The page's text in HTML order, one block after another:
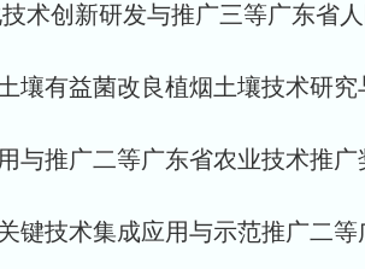
创新研发与推广三等广东省人
壤有益菌改良植烟土壤技术研
推广二等广东省农业技术推广
键技术集成应用与示范推广二